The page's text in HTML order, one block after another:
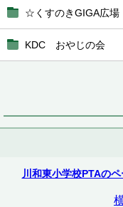
☆くすのきGIGA広場
KDC おやじの会
川和東小学校PTAのペ